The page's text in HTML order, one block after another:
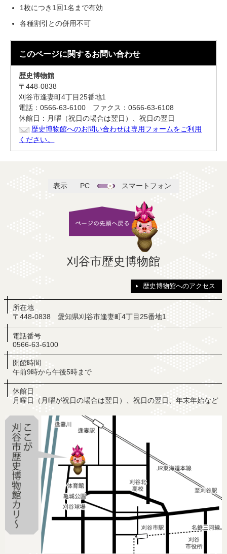
1枚につき1回1名まで有効
各種割引との併用不可
このページに関するお問い合わせ
歴史博物館
〒448-0838
刈谷市逢妻町4丁目25番地1
電話：0566-63-6100 ファクス：0566-63-6108
休館日：月曜（祝日の場合は翌日）、祝日の翌日
歴史博物館へのお問い合わせは専用フォームをご利用
ください。
表示 PC スマートフォン
刈谷市歴史博物館
歴史博物館へのアクセス
所在地
〒448-0838 愛知県刈谷市逢妻町4丁目25番地1
電話番号
0566-63-6100
開館時間
午前9時から午後5時まで
休館日
月曜日（月曜が祝日の場合は翌日）、祝日の翌日、年末年始など